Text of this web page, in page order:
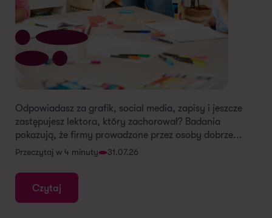
Odpowiadasz za grafik, social media, zapisy i jeszcze
zastępujesz lektora, który zachorował? Badania
pokazują, że firmy prowadzone przez osoby dobrze...
Przeczytaj w 4 minuty 31.07.26
Czytaj